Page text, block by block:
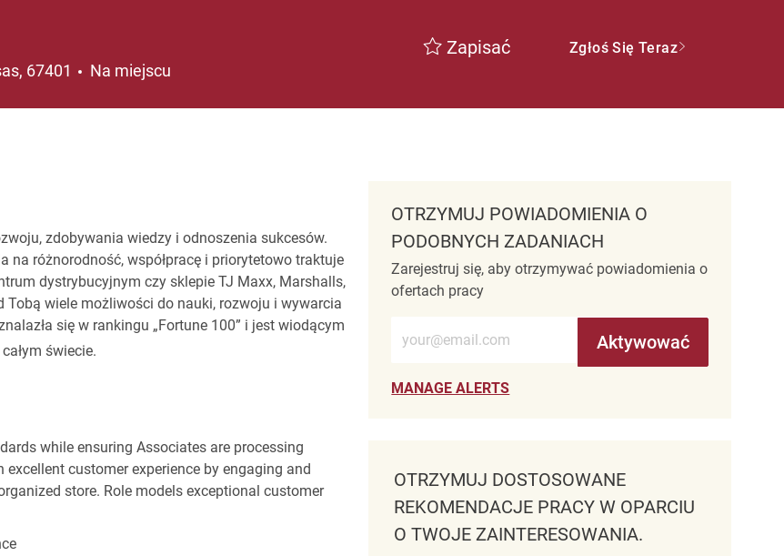
67401 Na miejscu
Zapisać Zgłoś Się Teraz
zdobywania wiedzy i odnoszenia sukcesów.
na różnorodność, współpracę i priorytetowo traktuje
dystrybucyjnym czy sklepie TJ Maxx, Marshalls,
Tobą wiele możliwości do nauki, rozwoju i wywarcia
się w rankingu „Fortune 100” i jest wiodącym
świecie.
while ensuring Associates are processing
customer experience by engaging and
store. Role models exceptional customer
OTRZYMUJ POWIADOMIENIA O
PODOBNYCH ZADANIACH
Zarejestruj się, aby otrzymywać powiadomienia o
ofertach pracy
Wprowadź adres e-mail (wymagane)
Aktywować
MANAGE ALERTS
OTRZYMUJ DOSTOSOWANE
REKOMENDACJE PRACY W OPARCIU
O TWOJE ZAINTERESOWANIA.